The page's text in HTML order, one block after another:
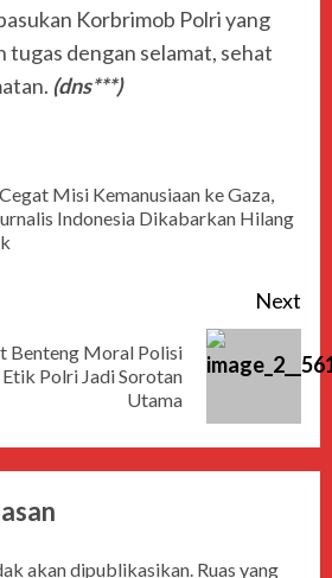
Korbrimob Polri yang
tugas dengan selamat, sehat
(dns***)
Misi Kemanusiaan ke Gaza,
Indonesia Dikabarkan Hilang
Next
Benteng Moral Polisi
Polri Jadi Sorotan
Utama
akan dipublikasikan. Ruas yang